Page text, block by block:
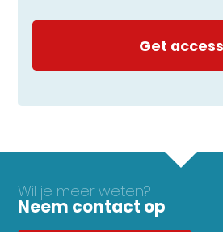
Wil je meer weten?
Neem contact op